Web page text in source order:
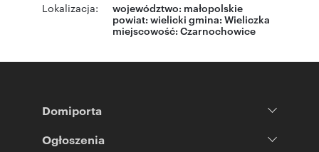
Lokalizacja: województwo: małopolskie
powiat: wielicki gmina: Wieliczka
miejscowość: Czarnochowice
Domiporta
Ogłoszenia